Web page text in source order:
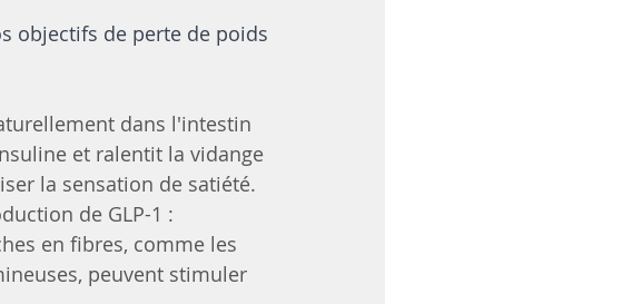
objectifs de perte de poids
dans l'intestin
et ralentit la vidange
la sensation de satiété.
de GLP-1 :
en fibres, comme les
peuvent stimuler